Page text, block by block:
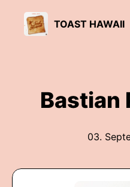
TOAST HAWAII
Bastian
03.